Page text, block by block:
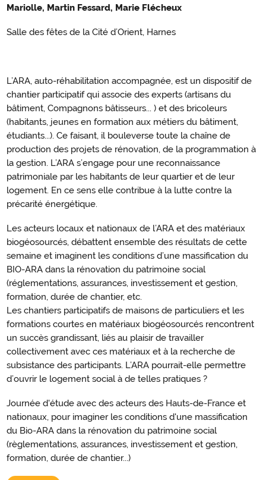
Mariolle, Martin Fessard, Marie Flécheux
Salle des fêtes de la Cité d’Orient, Harnes
L’ARA, auto-réhabilitation accompagnée, est un dispositif de
chantier participatif qui associe des experts (artisans du
bâtiment, Compagnons bâtisseurs... ) et des bricoleurs
(habitants, jeunes en formation aux métiers du bâtiment,
étudiants...). Ce faisant, il bouleverse toute la chaîne de
production des projets de rénovation, de la programmation à
la gestion. L’ARA s’engage pour une reconnaissance
patrimoniale par les habitants de leur quartier et de leur
logement. En ce sens elle contribue à la lutte contre la
précarité énergétique.
Les acteurs locaux et nationaux de l’ARA et des matériaux
biogéosourcés, débattent ensemble des résultats de cette
semaine et imaginent les conditions d’une massification du
BIO-ARA dans la rénovation du patrimoine social
(réglementations, assurances, investissement et gestion,
formation, durée de chantier, etc.
Les chantiers participatifs de maisons de particuliers et les
formations courtes en matériaux biogéosourcés rencontrent
un succès grandissant, liés au plaisir de travailler
collectivement avec ces matériaux et à la recherche de
subsistance des participants. L’ARA pourrait-elle permettre
d’ouvrir le logement social à de telles pratiques ?
Journée d'étude avec des acteurs des Hauts-de-France et
nationaux, pour imaginer les conditions d'une massification
du Bio-ARA dans la rénovation du patrimoine social
(règlementations, assurances, investissement et gestion,
formation, durée de chantier...)